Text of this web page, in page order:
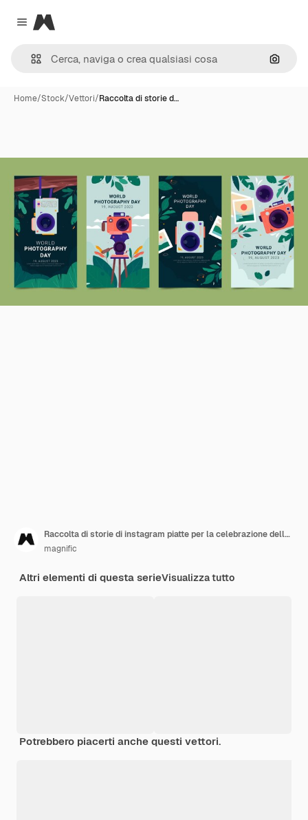
Close menu
Magnific
Cerca
Home/Stock/Vettori/Raccolta di storie d…
Raccolta di storie di instagram piatte per la celebrazione della giornata mondiale della fotografia
magnific
Altri elementi di questa serieVisualizza tutto
Potrebbero piacerti anche questi vettori.